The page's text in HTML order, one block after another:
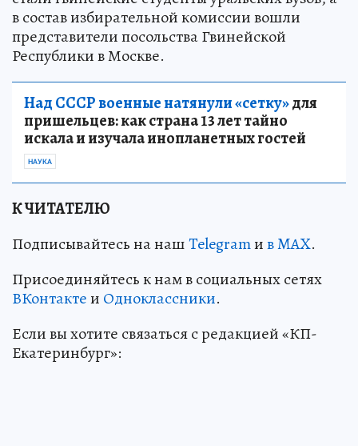
в состав избирательной комиссии вошли
представители посольства Гвинейской
Республики в Москве.
Над СССР военные натянули «сетку»для
пришельцев: как страна 13 лет тайно
искала и изучала инопланетных гостей
НАУКА
К ЧИТАТЕЛЮ
Подписывайтесь на нашTelegramив MAX.
Присоединяйтесь к нам в социальных сетях
ВКонтактеи Одноклассники.
Если вы хотите связаться с редакцией «КП-
Екатеринбург»: